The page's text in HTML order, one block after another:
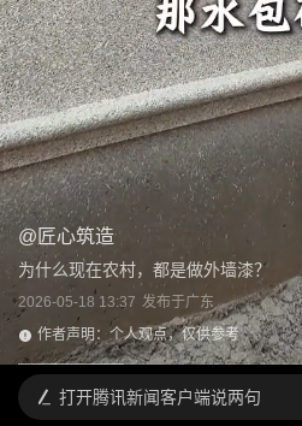
@ 匠心筑造
为什么现在农村，都是做外墙漆？
2026-05-18 13:37 发布于广东
作者声明：个人观点，仅供参考
打开腾讯新闻客户端说两句